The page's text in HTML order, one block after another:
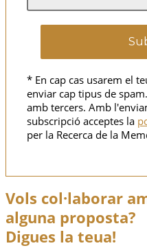
* En cap cas usarem el
enviar cap tipus de
amb tercers. Amb
subscripció acceptes la
per la Recerca de la
Vols col·laborar
alguna proposta?
Digues la teua!